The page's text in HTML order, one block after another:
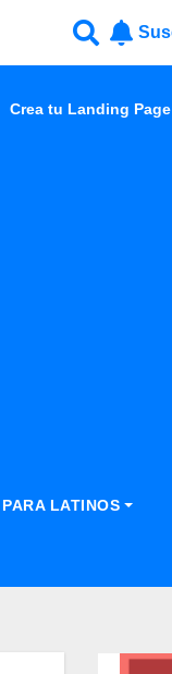
Crea tu Landing Page
LATINOS